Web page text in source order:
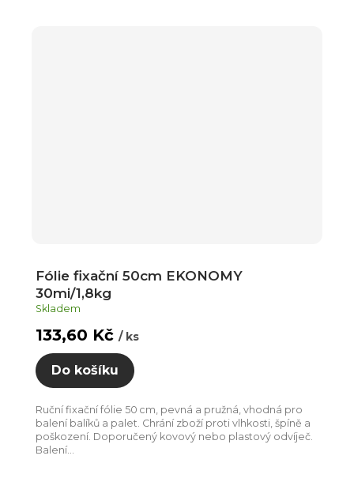
Fólie fixační 50cm EKONOMY
30mi/1,8kg
Skladem
133,60 Kč / ks
Do košíku
Ruční fixační fólie 50 cm, pevná a pružná, vhodná pro
balení balíků a palet. Chrání zboží proti vlhkosti, špíně a
poškození. Doporučený kovový nebo plastový odvíječ.
Balení...